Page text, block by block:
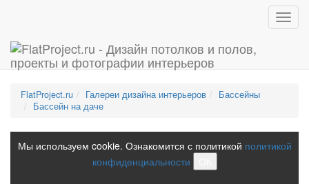
FlatProject.ru Галереи дизайна интерьеров
Бассейны
Бассейн на даче
Мы используем cookie. Ознакомится с политикой политикой
конфиденциальности